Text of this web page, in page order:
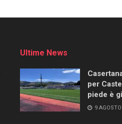
Ultime News
per
piede è
9